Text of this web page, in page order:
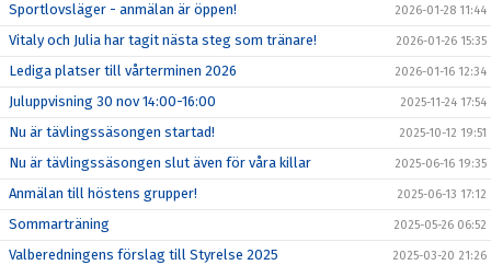
Sportlovsläger - anmälan är öppen! 2026-01-28 11:44
Vitaly och Julia har tagit nästa steg som tränare! 2026-01-26 15:35
Lediga platser till vårterminen 2026 2026-01-16 12:34
Juluppvisning 30 nov 14:00-16:00 2025-11-24 17:54
Nu är tävlingssäsongen startad! 2025-10-12 19:51
Nu är tävlingssäsongen slut även för våra killar 2025-06-16 19:35
Anmälan till höstens grupper! 2025-06-13 17:12
Sommarträning 2025-05-26 06:52
Valberedningens förslag till Styrelse 2025 2025-03-20 21:26